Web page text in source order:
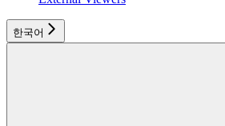
한국어